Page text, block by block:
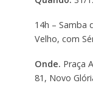
14h – Samba
Velho, com
Onde. Praça
81, Novo